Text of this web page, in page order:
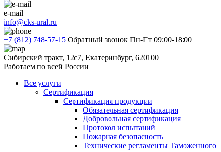
e-mail
info@cks-ural.ru
+7 (812) 748-57-15 Обратный звонок Пн-Пт 09:00-18:00
Сибирский тракт, 12с7, Екатеринбург, 620100
Работаем по всей России
Все услуги
Сертификация
Сертификация продукции
Обязательная сертификация
Добровольная сертификация
Протокол испытаний
Пожарная безопасность
Технические регламенты Таможенного